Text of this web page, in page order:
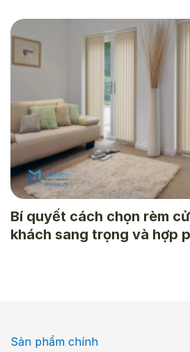
Bí quyết cách chọn rèm
khách sang trọng và hợp
Sản phẩm chính